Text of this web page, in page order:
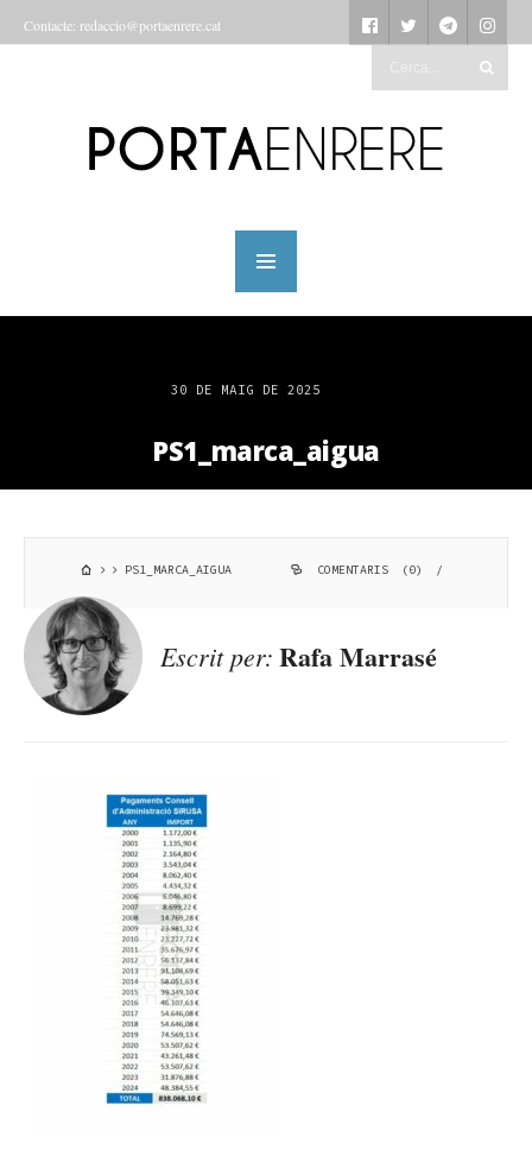
Contacte: redaccio@portaenrere.cat
30 DE MAIG DE 2025
PS1_marca_aigua
PS1_MARCA_AIGUA COMENTARIS (0) /
Escrit per: Rafa Marrasé